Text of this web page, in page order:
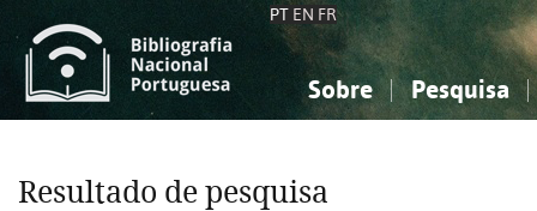
PT EN FR
Sobre Pesquisa
Ciências sociais...
Ciências sociais...
Resultado de pesquisa